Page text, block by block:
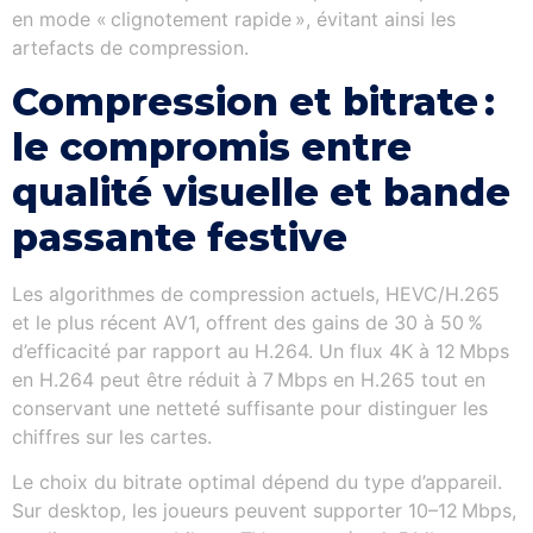
en mode « clignotement rapide », évitant ainsi les
artefacts de compression.
Compression et bitrate :
le compromis entre
qualité visuelle et bande
passante festive
Les algorithmes de compression actuels, HEVC/H.265
et le plus récent AV1, offrent des gains de 30 à 50 %
d’efficacité par rapport au H.264. Un flux 4K à 12 Mbps
en H.264 peut être réduit à 7 Mbps en H.265 tout en
conservant une netteté suffisante pour distinguer les
chiffres sur les cartes.
Le choix du bitrate optimal dépend du type d’appareil.
Sur desktop, les joueurs peuvent supporter 10–12 Mbps,